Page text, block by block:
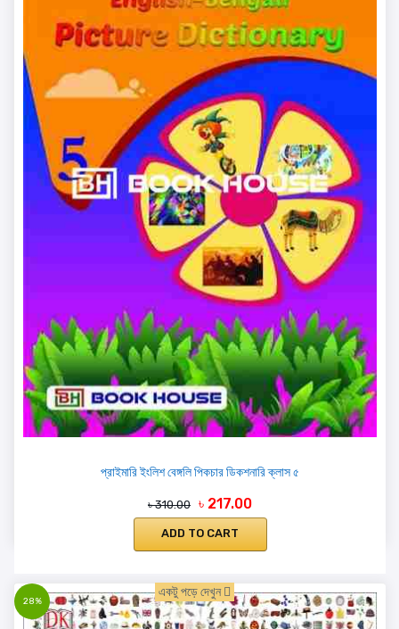
প্রাইমারি ইংলিশ বেঙ্গলি পিকচার ডিকশনারি ক্লাস ৫
৳ 310.00 ৳ 217.00
ADD TO CART
28%
একটু পড়ে দেখুন